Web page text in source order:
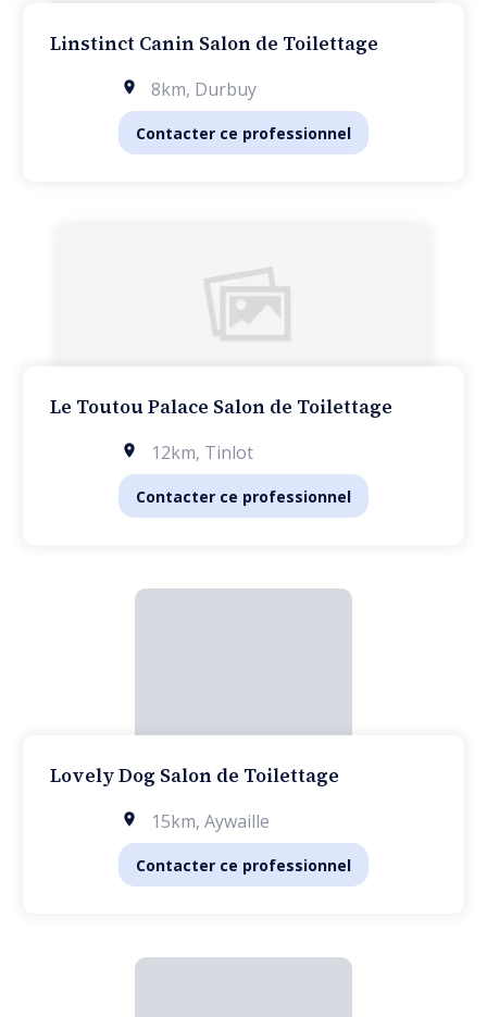
Linstinct Canin Salon de Toilettage
8km, Durbuy
Contacter ce professionnel
Le Toutou Palace Salon de Toilettage
12km, Tinlot
Contacter ce professionnel
Lovely Dog Salon de Toilettage
15km, Aywaille
Contacter ce professionnel